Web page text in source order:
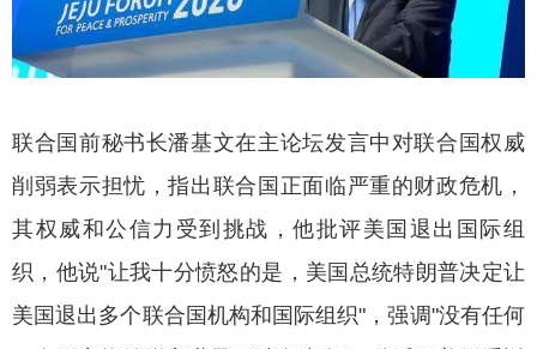
联合国前秘书长潘基文在主论坛发言中对联合国权威
削弱表示担忧，指出联合国正面临严重的财政危机，
其权威和公信力受到挑战，他批评美国退出国际组
织，他说"让我十分愤怒的是，美国总统特朗普决定让
美国退出多个联合国机构和国际组织"，强调"没有任何